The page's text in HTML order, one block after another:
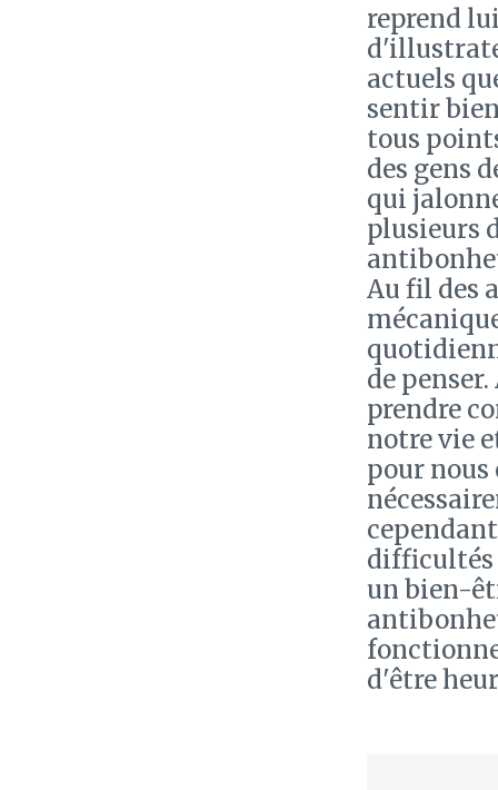
reprend
actuels
sentir
tous
des gens
qui
plusieurs
Au fil des
de
prendre
notre vie
pour nous
difficultés
un bien-
d'être